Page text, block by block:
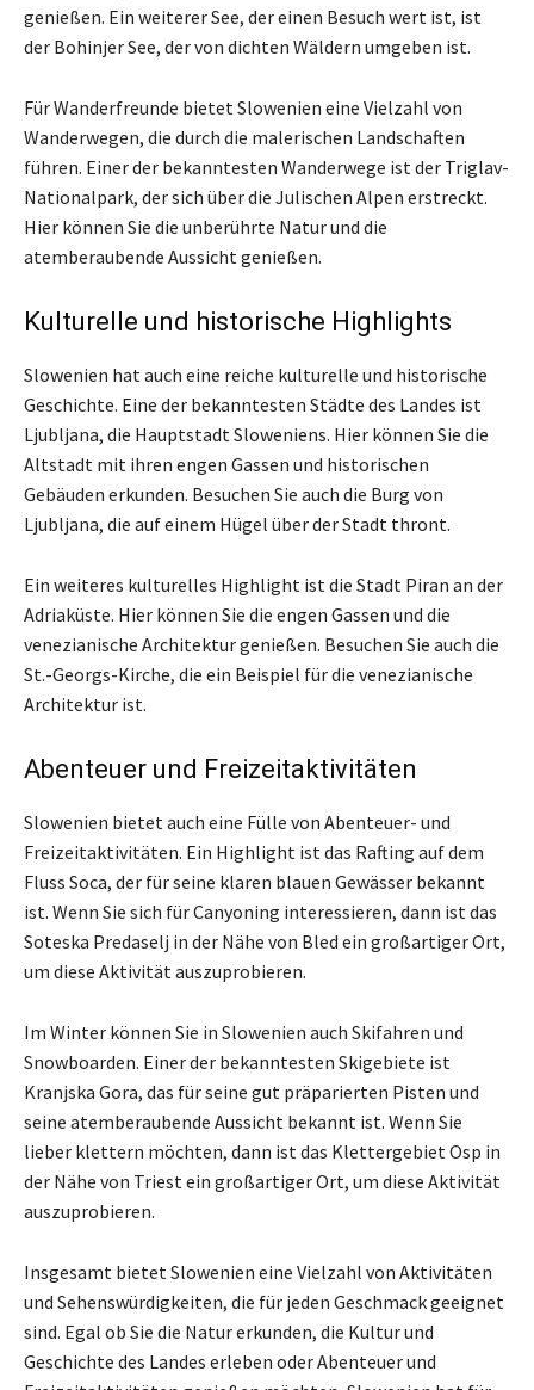
genießen. Ein weiterer See, der einen Besuch wert ist, ist
der Bohinjer See, der von dichten Wäldern umgeben ist.
Für Wanderfreunde bietet Slowenien eine Vielzahl von
Wanderwegen, die durch die malerischen Landschaften
führen. Einer der bekanntesten Wanderwege ist der Triglav-
Nationalpark, der sich über die Julischen Alpen erstreckt.
Hier können Sie die unberührte Natur und die
atemberaubende Aussicht genießen.
Kulturelle und historische Highlights
Slowenien hat auch eine reiche kulturelle und historische
Geschichte. Eine der bekanntesten Städte des Landes ist
Ljubljana, die Hauptstadt Sloweniens. Hier können Sie die
Altstadt mit ihren engen Gassen und historischen
Gebäuden erkunden. Besuchen Sie auch die Burg von
Ljubljana, die auf einem Hügel über der Stadt thront.
Ein weiteres kulturelles Highlight ist die Stadt Piran an der
Adriaküste. Hier können Sie die engen Gassen und die
venezianische Architektur genießen. Besuchen Sie auch die
St.-Georgs-Kirche, die ein Beispiel für die venezianische
Architektur ist.
Abenteuer und Freizeitaktivitäten
Slowenien bietet auch eine Fülle von Abenteuer- und
Freizeitaktivitäten. Ein Highlight ist das Rafting auf dem
Fluss Soca, der für seine klaren blauen Gewässer bekannt
ist. Wenn Sie sich für Canyoning interessieren, dann ist das
Soteska Predaselj in der Nähe von Bled ein großartiger Ort,
um diese Aktivität auszuprobieren.
Im Winter können Sie in Slowenien auch Skifahren und
Snowboarden. Einer der bekanntesten Skigebiete ist
Kranjska Gora, das für seine gut präparierten Pisten und
seine atemberaubende Aussicht bekannt ist. Wenn Sie
lieber klettern möchten, dann ist das Klettergebiet Osp in
der Nähe von Triest ein großartiger Ort, um diese Aktivität
auszuprobieren.
Insgesamt bietet Slowenien eine Vielzahl von Aktivitäten
und Sehenswürdigkeiten, die für jeden Geschmack geeignet
sind. Egal ob Sie die Natur erkunden, die Kultur und
Geschichte des Landes erleben oder Abenteuer und